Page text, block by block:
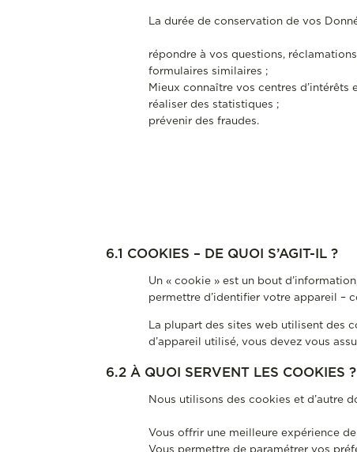
La durée de conservation de vos
répondre à vos questions,
formulaires similaires ;
Mieux connaître vos centres d’intérêts
réaliser des statistiques ;
prévenir des fraudes.
6.1 COOKIES – DE QUOI S’AGIT-IL ?
Un « cookie » est un bout
permettre d’identifier votre appareil –
La plupart des sites web utilisent des
d’appareil utilisé, vous devez vous
6.2 À QUOI SERVENT LES COOKIES ?
Nous utilisons des cookies et d’autre
Vous offrir une meilleure expérience
Vous permettre de paramétrer vos